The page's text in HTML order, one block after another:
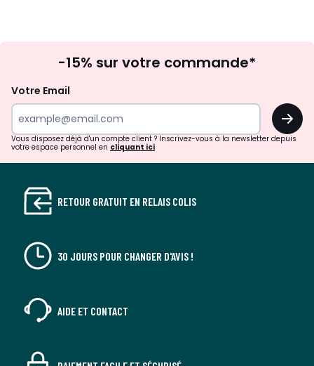
à
newsletter
-15% sur votre commande*
Votre Email
OK
Vous disposez déjà d'un compte client ? Inscrivez-vous à la newsletter depuis
votre espace personnel en cliquant ici
RETOUR GRATUIT EN RELAIS COLIS
30 JOURS POUR CHANGER D'AVIS !
AIDE ET CONTACT